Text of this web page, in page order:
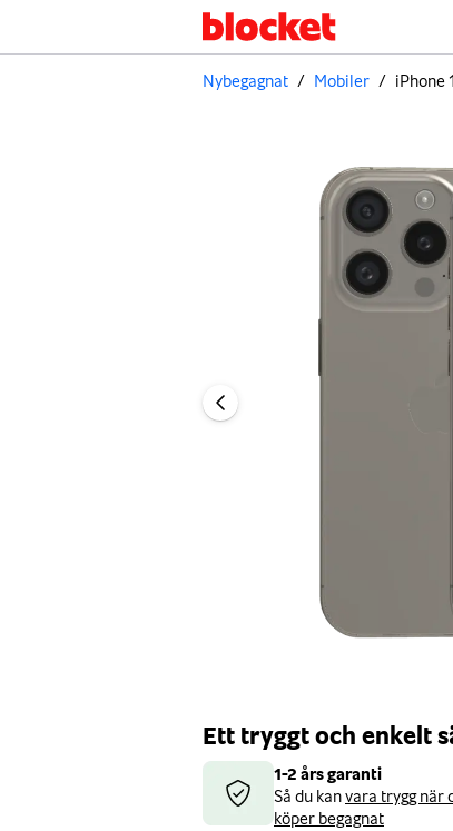
Nybegagnat / Mobiler / iPhone
Ett tryggt och enkelt
1-2 års garanti
Så du kanvara trygg när
köper begagnat